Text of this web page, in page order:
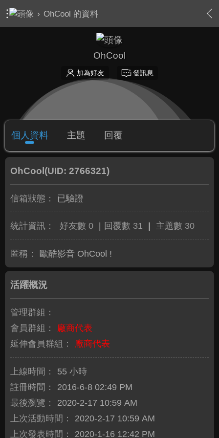
› OhCool 的資料
OhCool
加為好友 發訊息
個人資料 主題 回覆
OhCool (UID: 2766321)
信箱狀態： 已驗證
統計資訊： 好友數 0 回覆數 31 主題數 30
匿稱： 歐酷影音 OhCool !
活躍概況
管理群組：
會員群組：
廠商代表
延伸會員群組：
廠商代表
上線時間：
55 小時
註冊時間：
2016-6-8 02:49 PM
最後瀏覽：
2020-2-17 10:59 AM
上次活動時間：
2020-2-17 10:59 AM
上次發表時間：
2020-1-16 12:42 PM